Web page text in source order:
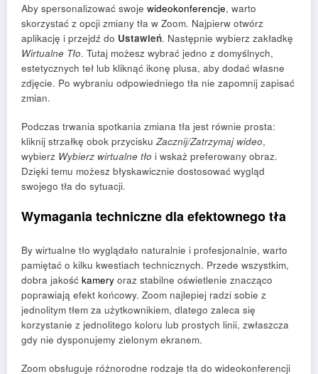
Aby spersonalizować swoje wideokonferencje, warto
skorzystać z opcji zmiany tła w Zoom. Najpierw otwórz
aplikację i przejdź do Ustawień. Następnie wybierz zakładkę
Wirtualne Tło. Tutaj możesz wybrać jedno z domyślnych,
estetycznych teł lub kliknąć ikonę plusa, aby dodać własne
zdjęcie. Po wybraniu odpowiedniego tła nie zapomnij zapisać
zmian.
Podczas trwania spotkania zmiana tła jest równie prosta:
kliknij strzałkę obok przyciskuZacznij/Zatrzymaj wideo,
wybierz Wybierz wirtualne tło i wskaż preferowany obraz.
Dzięki temu możesz błyskawicznie dostosować wygląd
swojego tła do sytuacji.
Wymagania techniczne dla efektownego tła
By wirtualne tło wyglądało naturalnie i profesjonalnie, warto
pamiętać o kilku kwestiach technicznych. Przede wszystkim,
dobra jakość kamery oraz stabilne oświetlenie znacząco
poprawiają efekt końcowy. Zoom najlepiej radzi sobie z
jednolitym tłem za użytkownikiem, dlatego zaleca się
korzystanie z jednolitego koloru lub prostych linii, zwłaszcza
gdy nie dysponujemy zielonym ekranem.
Zoom obsługuje różnorodne rodzaje tła do wideokonferencji